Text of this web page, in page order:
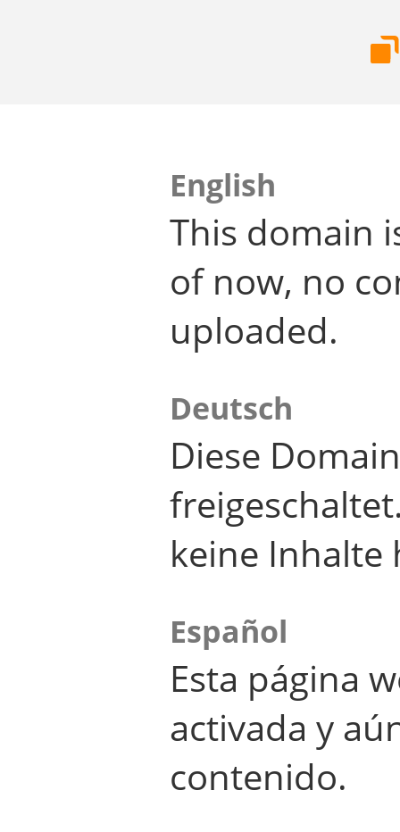
English
This domain
of now, no
uploaded.
Deutsch
Diese
keine Inhalte
Español
Esta página
activada y
contenido.